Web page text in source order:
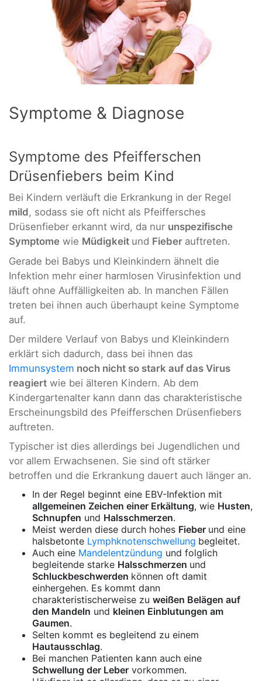
Symptome & Diagnose
Symptome des Pfeifferschen
Drüsenfiebers beim Kind
Bei Kindern verläuft die Erkrankung in der Regel
mild, sodass sie oft nicht als Pfeiffersches
Drüsenfieber erkannt wird, da nur unspezifische
Symptome wie Müdigkeit und Fieber auftreten.
Gerade bei Babys und Kleinkindern ähnelt die
Infektion mehr einer harmlosen Virusinfektion und
läuft ohne Auffälligkeiten ab. In manchen Fällen
treten bei ihnen auch überhaupt keine Symptome
auf.
Der mildere Verlauf von Babys und Kleinkindern
erklärt sich dadurch, dass bei ihnen das
Immunsystem noch nicht so stark auf das Virus
reagiert wie bei älteren Kindern. Ab dem
Kindergartenalter kann dann das charakteristische
Erscheinungsbild des Pfeifferschen Drüsenfiebers
auftreten.
Typischer ist dies allerdings bei Jugendlichen und
vor allem Erwachsenen. Sie sind oft stärker
betroffen und die Erkrankung dauert auch länger an.
In der Regel beginnt eine EBV-Infektion mit
allgemeinen Zeichen einer Erkältung, wie Husten,
Schnupfen und Halsschmerzen.
Meist werden diese durch hohes Fieber und eine
halsbetonte Lymphknotenschwellung begleitet.
Auch eine Mandelentzündung und folglich
begleitende starke Halsschmerzen und
Schluckbeschwerden können oft damit
einhergehen. Es kommt dann
charakteristischerweise zu weißen Belägen auf
den Mandeln und kleinen Einblutungen am
Gaumen.
Selten kommt es begleitend zu einem
Hautausschlag.
Bei manchen Patienten kann auch eine
Schwellung der Leber vorkommen.